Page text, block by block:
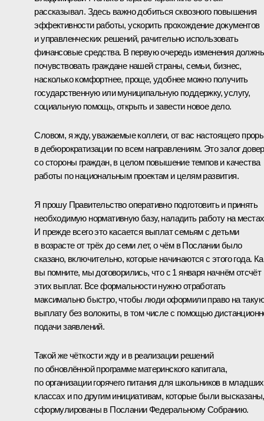
рассказывал. Здесь важно добиться сквозного повышения
эффективности работы, ускорить прохождение документов
и управленческих решений, рачительно использовать
финансовые средства. В первую очередь изменения
почувствовать граждане нашей страны, семьи, бизнес,
насколько комфортнее, проще, удобнее можно получить
государственную или муниципальную поддержку, услугу,
социальную помощь, открыть и завести новое дело.
Словом, я жду, уважаемые коллеги, от вас настоящего
в дебюрократизации по всем направлениям. Это залог
со стороны граждан, в целом повышение темпов и качества
работы по национальным проектам и целям развития.
Я прошу Правительство оперативно подготовить и принять
необходимую нормативную базу, наладить работу на
И прежде всего это касается выплат семьям с детьми
в возрасте от трёх до семи лет, о чём в Послании было
сказано, включительно, которые начинаются с этого года.
вы помните, мы договорились, что с 1 января начнём отсчёт
этих выплат. Все формальности нужно отработать
максимально быстро, чтобы люди оформили право на такую
выплату без волокиты, в том числе с помощью
подачи заявлений.
Такой же чёткости жду и в реализации решений
по обновлённой программе материнского капитала,
по организации горячего питания для школьников в младших
классах и по другим инициативам, которые были высказаны,
сформулированы в Послании Федеральному Собранию.